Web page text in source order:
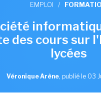
EMPLOI /
des cours sur
lycées
Véronique Arène, publié le 03